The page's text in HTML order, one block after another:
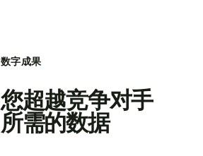
数字成果
您超越竞争对手
所需的数据